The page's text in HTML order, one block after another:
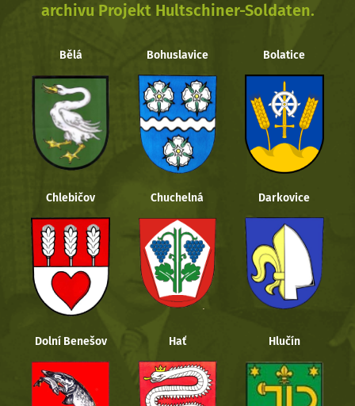
archivu Projekt Hultschiner-Soldaten.
Bělá Bohuslavice Bolatice
Chlebičov Chuchelná Darkovice
Dolní Benešov Hať Hlučín